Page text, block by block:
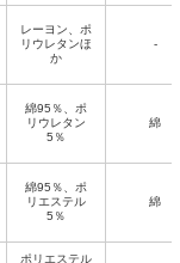
レーヨン、ポ
リウレタンほ
か
-
綿95％、ポ
リウレタン
5％
綿
綿95％、ポ
リエステル
5％
綿
ポリエステル